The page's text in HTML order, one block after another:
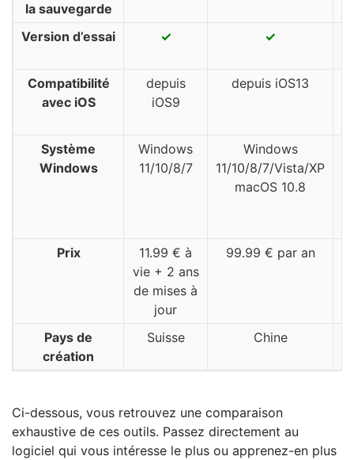
la sauvegarde
Version d’essai ✓ ✓
Compatibilité
avec iOS
depuis
iOS9
depuis iOS13
Système
Windows
Windows
11/10/8/7
Windows
11/10/8/7/Vista/XP
macOS 10.8
Prix
11.99 € à
vie + 2 ans
de mises à
jour
99.99 € par an
Pays de
création
Suisse Chine
Ci-dessous, vous retrouvez une comparaison
exhaustive de ces outils. Passez directement au
logiciel qui vous intéresse le plus ou apprenez-en plus